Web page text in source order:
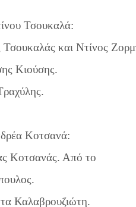
Τσουκαλά:
και Ντίνος
Κιούσης.
Κοτσανά:
Κοτσανάς. Από το
Καλαβρουζιώτη.